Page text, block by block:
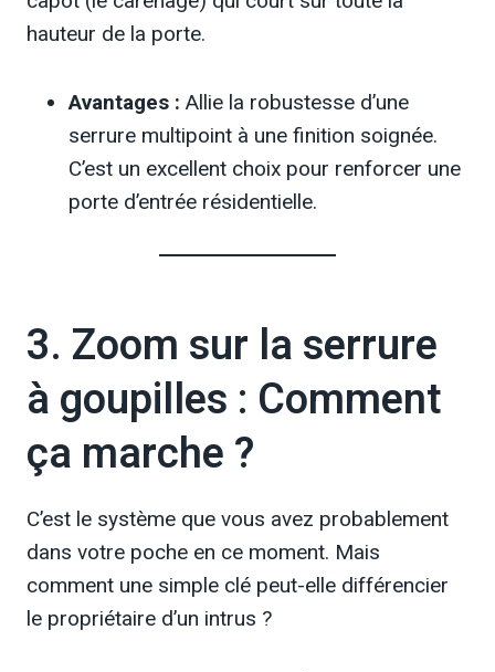
hauteur de la porte.
Avantages : Allie la robustesse d’une
serrure multipoint à une finition soignée.
C’est un excellent choix pour renforcer une
porte d’entrée résidentielle.
3. Zoom sur la serrure
à goupilles : Comment
ça marche ?
C’est le système que vous avez probablement
dans votre poche en ce moment. Mais
comment une simple clé peut-elle différencier
le propriétaire d’un intrus ?